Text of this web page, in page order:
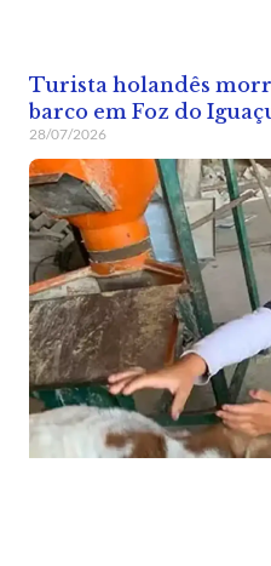
Turista holandês
barco em Foz do
28/07/2026